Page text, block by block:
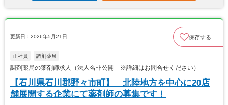
更新日：2026年5月21日 保存する
正社員 調剤薬局
調剤薬局の薬剤師求人（法人名非公開 ※詳細はお問合せください）
【石川県石川郡野々市町】 北陸地方を中心に20店
舗展開する企業にて薬剤師の募集です！